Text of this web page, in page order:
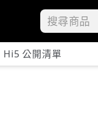
Hi5 公開清單